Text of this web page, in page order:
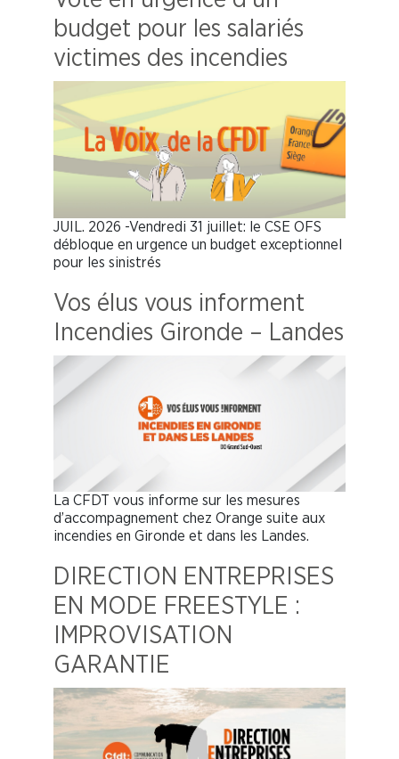
budget pour les salariés
victimes des incendies
JUIL. 2026 -Vendredi 31 juillet: le CSE OFS
débloque en urgence un budget exceptionnel
pour les sinistrés
Vos élus vous informent
Incendies Gironde – Landes
La CFDT vous informe sur les mesures
d’accompagnement chez Orange suite aux
incendies en Gironde et dans les Landes.
DIRECTION ENTREPRISES
EN MODE FREESTYLE :
IMPROVISATION
GARANTIE